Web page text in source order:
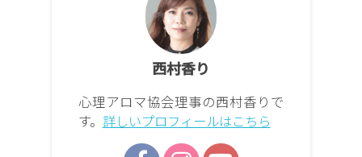
西村香り
心理アロマ協会理事の西村香りで
す。 詳しいプロフィールはこちら